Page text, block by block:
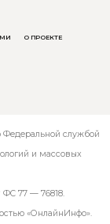
О ПРОЕКТЕ
Федеральной службой
и массовых
77 — 76818.
«ОнлайнИнфо».